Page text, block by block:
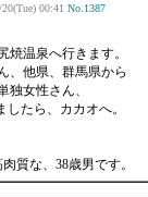
00:41 No.1387
温泉へ行きます。
、他県、群馬県から
女性さん、
たら、カカオへ。
質な、38歳男です。